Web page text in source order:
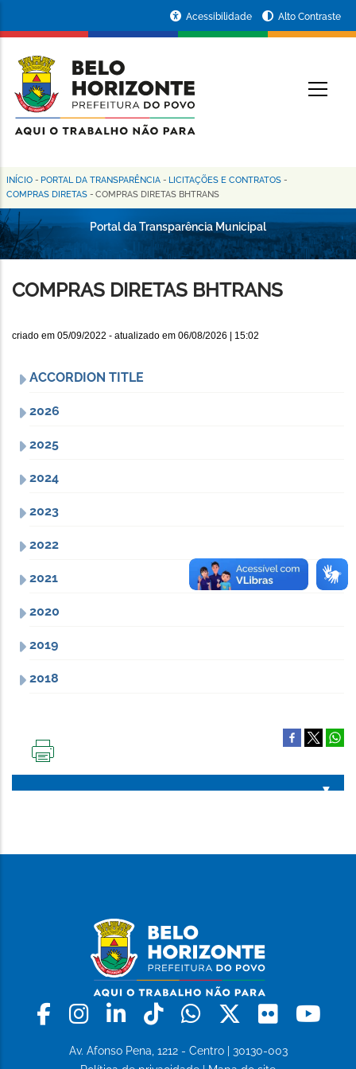
conteúdo
principal
da
Prefeitura
de
Horizonte
Acessibilidade Alto Contraste
Trilha
de
navegação
INÍCIO - PORTAL DA TRANSPARÊNCIA - LICITAÇÕES E CONTRATOS -
COMPRAS DIRETAS - COMPRAS DIRETAS BHTRANS
Portal da Transparência Municipal
COMPRAS DIRETAS BHTRANS
criado em 05/09/2022 - atualizado em 06/08/2026 | 15:02
ACCORDION TITLE
2026
2025
2024
2023
2022
2021
2020
2019
2018
PÁGINA
Facebook
Instagram
LinkedinTiktokWhatsapp
X Flickr
Av. Afonso Pena, 1212 - Centro | 30130-003